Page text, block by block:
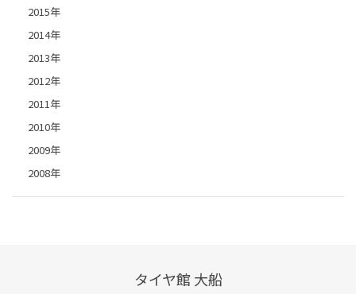
2015年
2014年
2013年
2012年
2011年
2010年
2009年
2008年
タイヤ館 大船